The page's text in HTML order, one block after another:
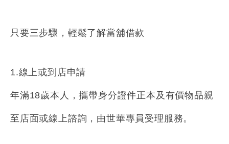
只要三步驟，輕鬆了解當舖借款
1.線上或到店申請
年滿18歲本人，攜帶身分證件正本及有價物品親
至店面或線上諮詢，由世華專員受理服務。